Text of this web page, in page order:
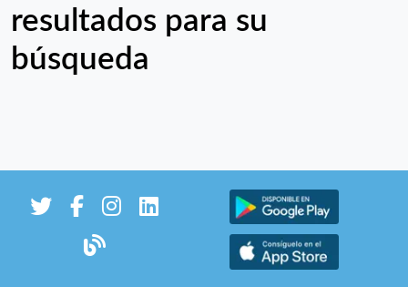
resultados para su
búsqueda